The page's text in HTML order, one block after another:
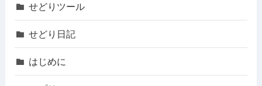
せどりツール
せどり日記
はじめに